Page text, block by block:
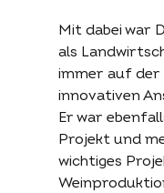
Über uns
Partner
Mit dabei war
als
immer auf der
innovativen
Er war
Projekt und
wichtiges